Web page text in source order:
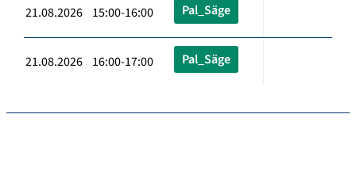
21.08.2026 15:00-16:00 Pal_Säge
21.08.2026 16:00-17:00 Pal_Säge